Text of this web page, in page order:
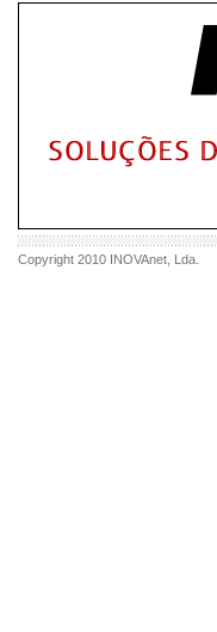
Copyright 2010 INOVAnet , Lda.